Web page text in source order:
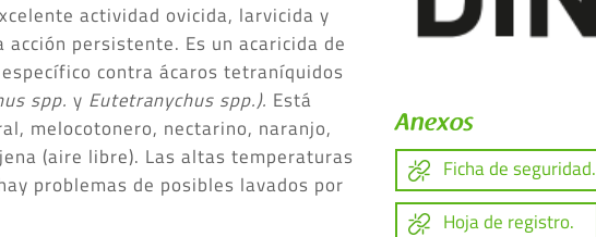
Anexos
Ficha de seguridad.
Hoja de registro.
actividad ovicida, larvicida y
persistente. Es un acaricida de
contra ácaros tetraníquidos
spp. y Eutetranychus spp.). Está
melocotonero, nectarino, naranjo,
(aire libre). Las altas temperaturas
problemas de posibles lavados por